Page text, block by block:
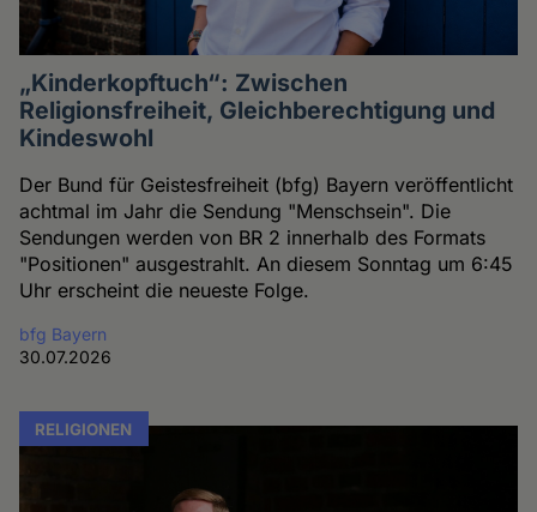
„Kinderkopftuch“: Zwischen
Religionsfreiheit, Gleichberechtigung und
Kindeswohl
Der Bund für Geistesfreiheit (bfg) Bayern veröffentlicht
achtmal im Jahr die Sendung "Menschsein". Die
Sendungen werden von BR 2 innerhalb des Formats
"Positionen" ausgestrahlt. An diesem Sonntag um 6:45
Uhr erscheint die neueste Folge.
bfg Bayern
30.07.2026
RELIGIONEN